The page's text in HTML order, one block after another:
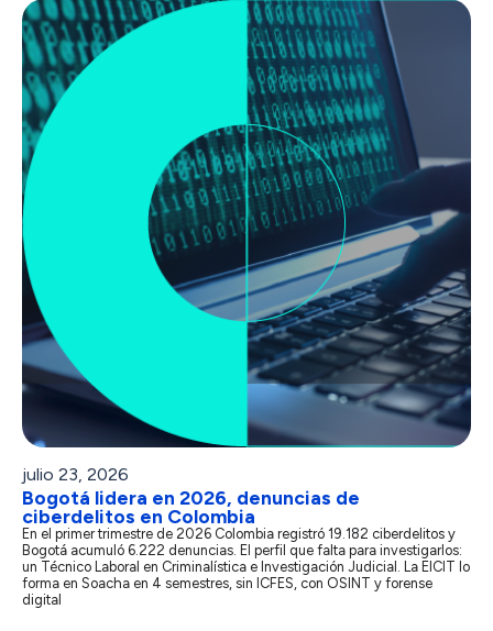
julio 23, 2026
Bogotá lidera en 2026, denuncias de
ciberdelitos en Colombia
En el primer trimestre de 2026 Colombia registró 19.182 ciberdelitos y
Bogotá acumuló 6.222 denuncias. El perfil que falta para investigarlos:
un Técnico Laboral en Criminalística e Investigación Judicial. La EICIT lo
forma en Soacha en 4 semestres, sin ICFES, con OSINT y forense
digital